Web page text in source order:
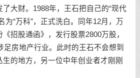
大财。1988年，王石把自己的“现代
为“万科”，正式洗白。同年12月，万
招股通函》，发行股票2800万股，
足房地产行业。此时的王石不会想到
的地方，另一位中年创业者才刚刚